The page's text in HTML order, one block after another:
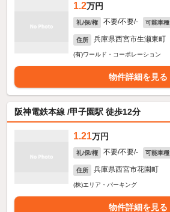
1.2万円
礼/保/権 不要/不要/- 可能車種
住所 兵庫県西宮市生瀬東町
(有)ワールド・コーポレーション
物件詳細を見る
阪神電鉄本線 /甲子園駅 徒歩12分
1.21万円
礼/保/権 不要/不要/- 可能車種
住所 兵庫県西宮市花園町
(株)エリア・パーキング
物件詳細を見る